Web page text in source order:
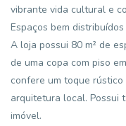
vibrante vida cultural e
Espaços bem distribuídos
A loja possui 80 m² de
de uma copa com piso
confere um toque
arquitetura local. Possui
imóvel.